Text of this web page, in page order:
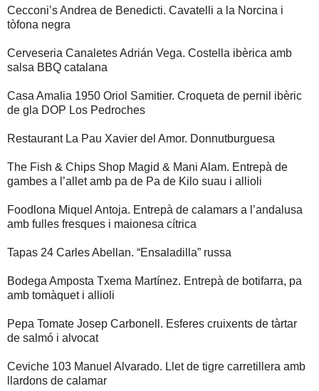
Cecconi’s Andrea de Benedicti. Cavatelli a la Norcina i
tòfona negra
Cerveseria Canaletes Adrián Vega. Costella ibèrica amb
salsa BBQ catalana
Casa Amalia 1950 Oriol Samitier. Croqueta de pernil ibèric
de gla DOP Los Pedroches
Restaurant La Pau Xavier del Amor. Donnutburguesa
The Fish & Chips Shop Magid & Mani Alam. Entrepà de
gambes a l’allet amb pa de Pa de Kilo suau i allioli
Foodlona Miquel Antoja. Entrepà de calamars a l’andalusa
amb fulles fresques i maionesa cítrica
Tapas 24 Carles Abellan. “Ensaladilla” russa
Bodega Amposta Txema Martínez. Entrepà de botifarra, pa
amb tomàquet i allioli
Pepa Tomate Josep Carbonell. Esferes cruixents de tàrtar
de salmó i alvocat
Ceviche 103 Manuel Alvarado. Llet de tigre carretillera amb
llardons de calamar